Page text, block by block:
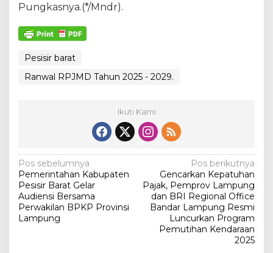
Pungkasnya.(*/Mndr).
Pesisir barat
Ranwal RPJMD Tahun 2025 - 2029.
Ikuti Kami
N
a
v
i
Pos sebelumnya
Pemerintahan Kabupaten
Pesisir Barat Gelar
Audiensi Bersama
Perwakilan BPKP Provinsi
Lampung
Pos berikutnya
Gencarkan Kepatuhan
Pajak, Pemprov Lampung
dan BRI Regional Office
Bandar Lampung Resmi
Luncurkan Program
Pemutihan Kendaraan
2025